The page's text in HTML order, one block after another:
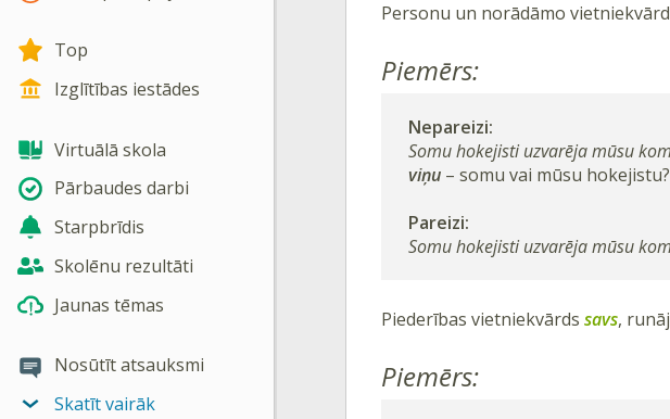
Top
Izglītības iestādes
Virtuālā skola
Pārbaudes darbi
Starpbrīdis
Skolēnu rezultāti
Jaunas tēmas
Nosūtīt atsauksmi
Skatīt vairāk
Personu un norādāmo
Piemērs:
Nepareizi:
Somu hokejisti uzvarēja mūsu
viņu – somu vai mūsu hokejistu?
Pareizi:
Somu hokejisti uzvarēja mūsu
Piederības vietniekvārds savs,
Piemērs: